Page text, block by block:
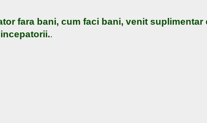
fara bani, cum faci bani, venit suplimentar
.